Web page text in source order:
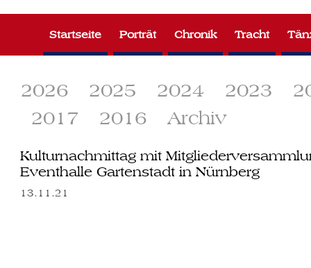
2026 2025 2024 2023
2017
2016 Archiv
Startseite Porträt Chronik Tracht
Kulturnachmittag mit
Eventhalle Gartenstadt in Nürnberg
13.11.21